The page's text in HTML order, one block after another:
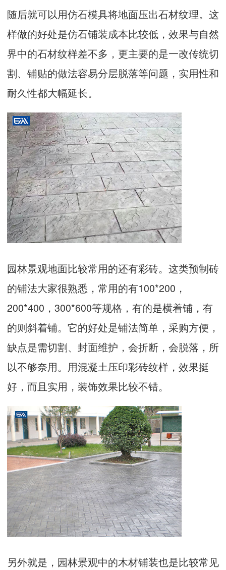
随后就可以用仿石模具将地面压出石材纹理。这
样做的好处是仿石铺装成本比较低，效果与自然
界中的石材纹样差不多，更主要的是一改传统切
割、铺贴的做法容易分层脱落等问题，实用性和
耐久性都大幅延长。
园林景观地面比较常用的还有彩砖。这类预制砖
的铺法大家很熟悉，常用的有100*200，
200*400，300*600等规格，有的是横着铺，有
的则斜着铺。它的好处是铺法简单，采购方便，
缺点是需切割、封面维护，会折断，会脱落，所
以不够奈用。用混凝土压印彩砖纹样，效果挺
好，而且实用，装饰效果比较不错。
另外就是，园林景观中的木材铺装也是比较常见